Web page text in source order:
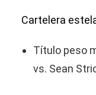
Cartelera
Título peso
vs. Sean